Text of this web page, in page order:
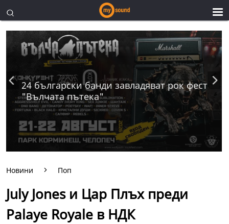
24 български банди завладяват рок фест
"Вълчата пътека"
Новини Поп
July Jones и Цар Плъх преди
Palaye Royale в НДК